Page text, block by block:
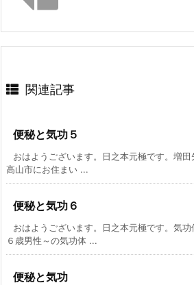
関連記事
便秘と気功５
おはようございます。日之本元極です。増
高山市にお住まい ...
便秘と気功６
おはようございます。日之本元極です。気
６歳男性～の気功体 ...
便秘と気功